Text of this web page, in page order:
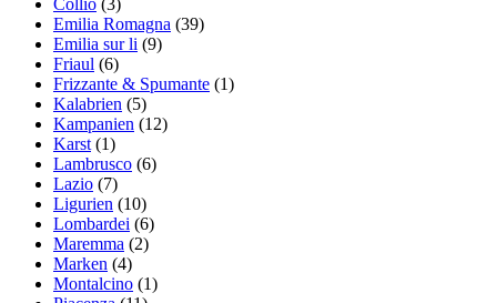
Emilia Romagna (39)
Emilia sur li (9)
Friaul (6)
Frizzante & Spumante (1)
Kalabrien (5)
Kampanien (12)
Karst (1)
Lambrusco (6)
Lazio (7)
Ligurien (10)
Lombardei (6)
Maremma (2)
Marken (4)
Montalcino (1)